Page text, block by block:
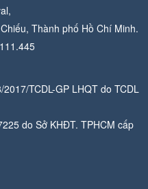
Thành phố Hồ Chí Minh.
TCDL-GP LHQT do TCDL
do Sở KHĐT. TPHCM cấp